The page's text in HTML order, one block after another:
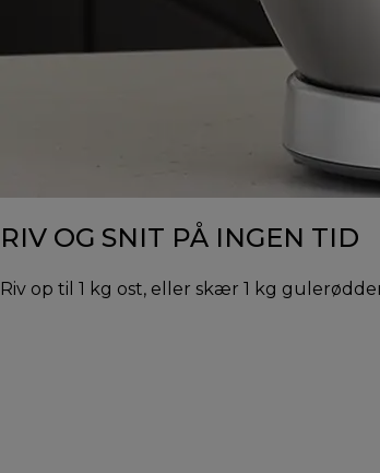
RIV OG SNIT PÅ INGEN TID
Riv op til 1 kg ost, eller skær 1 kg